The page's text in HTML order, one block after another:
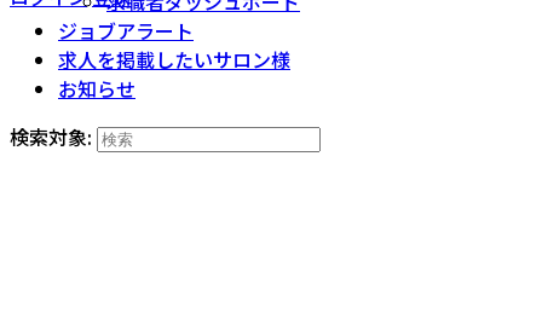
ジョブアラート
求人を掲載したいサロン様
お知らせ
検索対象: